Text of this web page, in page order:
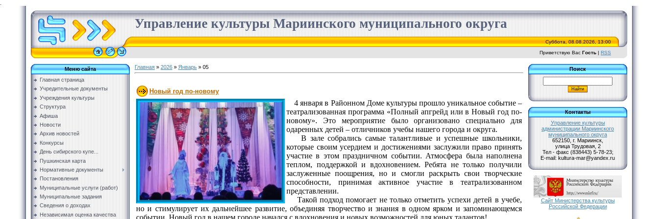
Управление культуры Мариинского муниципального округа
Суббота, 08.08.2026, 13:00
Приветствую Вас Гость | RSS
Меню сайта
Главная страница
Учредительные документы
Учреждения культуры
Структура
Афиша
Новости
Архив новостей
Конкурсы
День сибирского купе...
Пушкинская карта
Нормативные документы
Постановления
Муниципальные услуги (работ)
Муниципальные задания
Сведения о доходах
Независимая оценка качества
Главная » 2026 » Январь » 05
Новый год по-новому
4 января в Районном Доме культуры прошло уникальное событие –
театрализованная программа «Полный апгрейд или в Новый год по-
новому». Это мероприятие было организовано специально для
одаренных детей – отличников учебы нашего города и округа.
В зале собрались самые талантливые и успешные школьники,
которые своим усердием и достижениями заслужили право принять
участие в этом праздничном событии. Атмосфера была наполнена
теплом, поддержкой и вдохновением. Ребята не только получили
заслуженные поощрения, но и смогли раскрыть свои творческие
способности, принимая активное участие в театрализованном
представлении.
Такой подход помогает не только отметить успехи детей в учебе,
но и стимулирует их дальнейшее развитие, объединяя творчество и знания в одном ярком и запоминающемся
Поиск
Контакты
Управление культуры
администрации Мариинского
муниципального округа
652150, г. Мариинск,
улица Трудовая, 2
Тел - факс (838443) 5-78-23;
Е-mail: kultura-mar@yandex.ru
Сайт Министерства культуры
Российской Федерации